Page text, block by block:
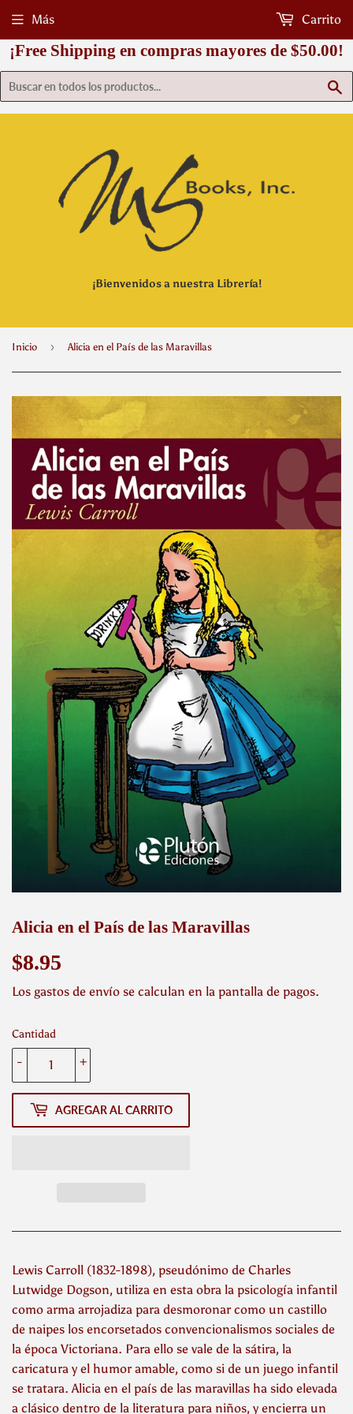
¡Free Shipping en compras mayores de $50.00!
¡Bienvenidos a nuestra Librería!
Más Carrito
Inicio › Alicia en el País de las Maravillas
Alicia en el País de las Maravillas
$8.95
Los gastos de envío se calculan en la pantalla de pagos.
Cantidad
+
-
AGREGAR AL CARRITO
Lewis Carroll (1832-1898), pseudónimo de Charles
Lutwidge Dogson, utiliza en esta obra la psicología infantil
como arma arrojadiza para desmoronar como un castillo
de naipes los encorsetados convencionalismos sociales de
la época Victoriana. Para ello se vale de la sátira, la
caricatura y el humor amable, como si de un juego infantil
se tratara. Alicia en el país de las maravillas ha sido elevada
a clásico dentro de la literatura para niños, y encierra un